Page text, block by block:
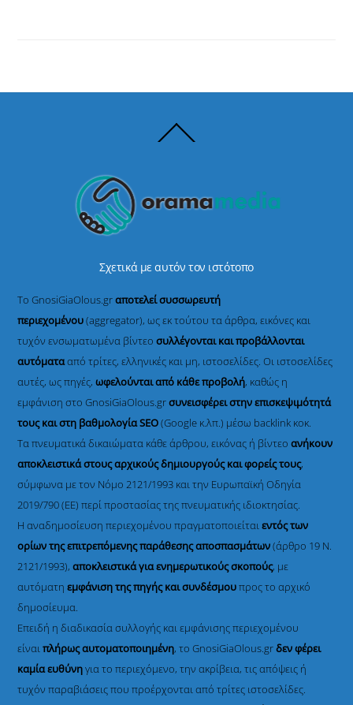
To
Σχετικά με αυτόν τον ιστότοπο
Το GnosiGiaOlous.grαποτελεί συσσωρευτή
περιεχομένου(aggregator), ως εκ τούτου τα άρθρα, εικόνες και
τυχόν ενσωματωμένα βίντεοσυλλέγονται και προβάλλονται
αυτόματααπό τρίτες, ελληνικές και μη, ιστοσελίδες. Οι ιστοσελίδες
αυτές, ως πηγές,ωφελούνται από κάθε προβολή, καθώς η
εμφάνιση στο GnosiGiaOlous.grσυνεισφέρει στην επισκεψιμότητά
τους και στη βαθμολογία SEO(Google κ.λπ.) μέσω backlink κοκ.
Τα πνευματικά δικαιώματα κάθε άρθρου, εικόνας ή βίντεοανήκουν
αποκλειστικά στους αρχικούς δημιουργούς και φορείς τους,
σύμφωνα με τον Νόμο 2121/1993 και την Ευρωπαϊκή Οδηγία
2019/790 (ΕΕ) περί προστασίας της πνευματικής ιδιοκτησίας.
Η αναδημοσίευση περιεχομένου πραγματοποιείταιεντός των
ορίων της επιτρεπόμενης παράθεσης αποσπασμάτων(άρθρο 19 Ν.
2121/1993), αποκλειστικά για ενημερωτικούς σκοπούς, με
αυτόματηεμφάνιση της πηγής και συνδέσμουπρος το αρχικό
δημοσίευμα.
Επειδή η διαδικασία συλλογής και εμφάνισης περιεχομένου
είναιπλήρως αυτοματοποιημένη, το GnosiGiaOlous.grδεν φέρει
καμία ευθύνηγια το περιεχόμενο, την ακρίβεια, τις απόψεις ή
τυχόν παραβιάσεις που προέρχονται από τρίτες ιστοσελίδες.